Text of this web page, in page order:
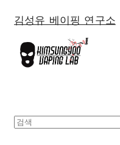
김성유 베이핑 연구소